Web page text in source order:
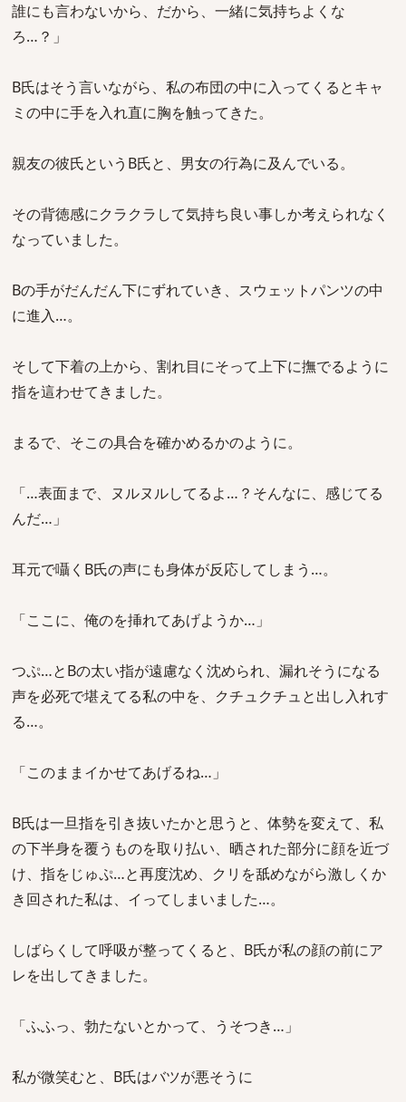
誰にも言わないから、だから、一緒に気持ちよくな
ろ…？」
B氏はそう言いながら、私の布団の中に入ってくるとキャ
ミの中に手を入れ直に胸を触ってきた。
親友の彼氏というB氏と、男女の行為に及んでいる。
その背徳感にクラクラして気持ち良い事しか考えられなく
なっていました。
Bの手がだんだん下にずれていき、スウェットパンツの中
に進入…。
そして下着の上から、割れ目にそって上下に撫でるように
指を這わせてきました。
まるで、そこの具合を確かめるかのように。
「…表面まで、ヌルヌルしてるよ…？そんなに、感じてる
んだ…」
耳元で囁くB氏の声にも身体が反応してしまう…。
「ここに、俺のを挿れてあげようか…」
つぷ…とBの太い指が遠慮なく沈められ、漏れそうになる
声を必死で堪えてる私の中を、クチュクチュと出し入れす
る…。
「このままイかせてあげるね…」
B氏は一旦指を引き抜いたかと思うと、体勢を変えて、私
の下半身を覆うものを取り払い、晒された部分に顔を近づ
け、指をじゅぷ…と再度沈め、クリを舐めながら激しくか
き回された私は、イってしまいました…。
しばらくして呼吸が整ってくると、B氏が私の顔の前にア
レを出してきました。
「ふふっ、勃たないとかって、うそつき…」
私が微笑むと、B氏はバツが悪そうに